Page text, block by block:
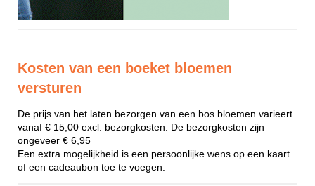
Kosten van een boeket bloemen
versturen
De prijs van het laten bezorgen van een bos bloemen varieert
vanaf € 15,00 excl. bezorgkosten. De bezorgkosten zijn
ongeveer € 6,95
Een extra mogelijkheid is een persoonlijke wens op een kaart
of een cadeaubon toe te voegen.